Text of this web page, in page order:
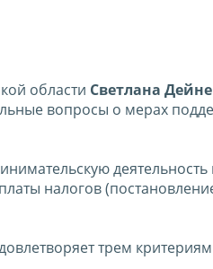
области Светлана
вопросы о мерах
деятельность
налогов
трем